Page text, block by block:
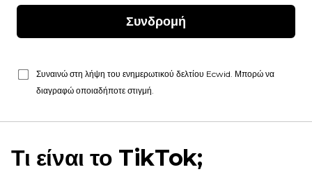
Συνδρομή
Συναινώ στη λήψη του ενημερωτικού δελτίου Ecwid. Μπορώ να
διαγραφώ οποιαδήποτε στιγμή.
Τι είναι το TikTok;